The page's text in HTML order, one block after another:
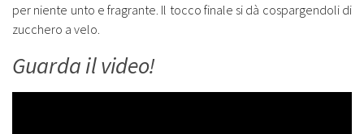
per niente unto e fragrante. Il tocco finale si dà cospargendoli di
zucchero a velo.
Guarda il video!